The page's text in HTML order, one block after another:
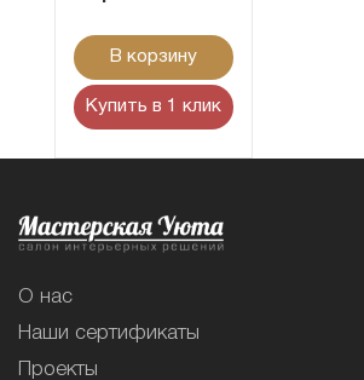
В корзину
Купить в 1 клик
О нас
Наши сертификаты
Проекты